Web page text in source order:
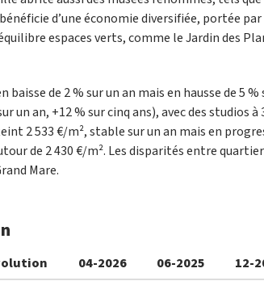
d’une économie diversifiée, portée
espaces verts, comme le Jardin des
baisse de 2 % sur un an mais en hausse de 5 %
un an, +12 % sur cinq ans), avec des studios à
2 533 €/m², stable sur un an mais en
de 2 430 €/m². Les disparités entre
Mare.
04-2026 06-2025
12-